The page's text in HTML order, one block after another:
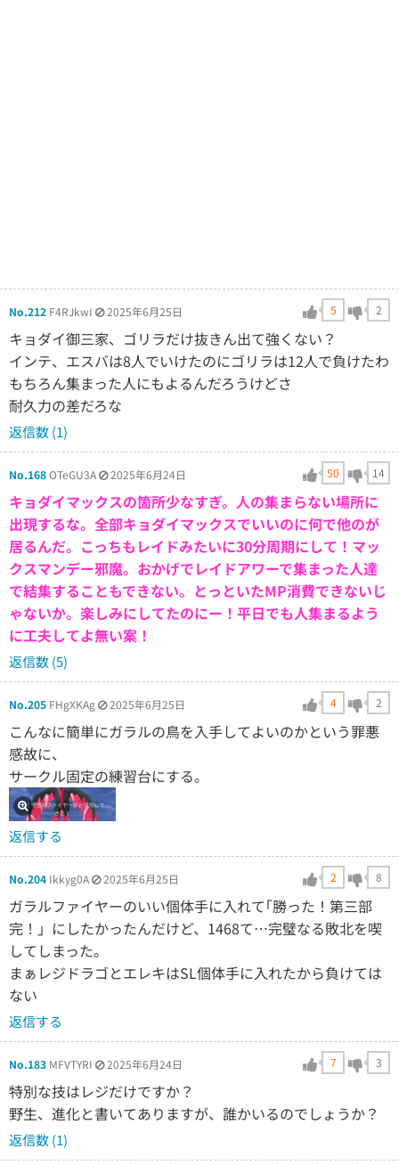
No.212 F4RJkwI 2025年6月25日 5 2
キョダイ御三家、ゴリラだけ抜きん出て強くない？
インテ、エスバは8人でいけたのにゴリラは12人で負けたわ
もちろん集まった人にもよるんだろうけどさ
耐久力の差だろな
返信数 (1)
No.168OTeGU3A 2025年6月24日 50 14
キョダイマックスの箇所少なすぎ。人の集まらない場所に
出現するな。全部キョダイマックスでいいのに何で他のが
居るんだ。こっちもレイドみたいに30分周期にして！マッ
クスマンデー邪魔。おかげでレイドアワーで集まった人達
で結集することもできない。とっといたMP消費できないじ
ゃないか。楽しみにしてたのにー！平日でも人集まるよう
に工夫してよ無い案！
返信数 (5)
No.205 FHgXKAg 2025年6月25日 4 2
こんなに簡単にガラルの鳥を入手してよいのかという罪悪
感故に、
サークル固定の練習台にする。
返信する
No.204 Ikkyg0A 2025年6月25日 2 8
ガラルファイヤーのいい個体手に入れて｢勝った！第三部
完！」にしたかったんだけど、1468て…完璧なる敗北を喫
してしまった。
まぁレジドラゴとエレキはSL個体手に入れたから負けては
ない
返信する
No.183 MFVTYRI 2025年6月24日 7 3
特別な技はレジだけですか？
野生、進化と書いてありますが、誰かいるのでしょうか？
返信数 (1)